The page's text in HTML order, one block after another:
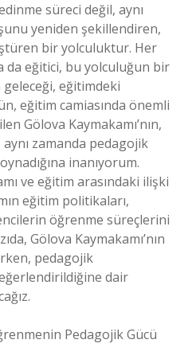
süreci değil, aynı
yeniden şekillendiren,
bir yolculuktur. Her
da eğitici, bu yolculuğun bir
eğitimdeki
eğitim camiasında önemli
Gölova Kaymakamı’nın,
zamanda pedagojik
inanıyorum.
ve eğitim arasındaki ilişki
eğitim politikaları,
öğrenme süreçlerini
Gölova Kaymakamı’nın
pedagojik
dair
Pedagojik Gücü